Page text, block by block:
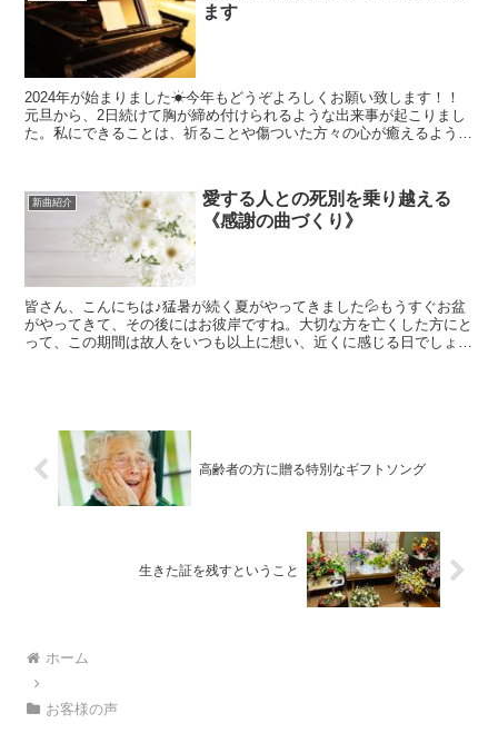
ます
2024年が始まりました☀今年もどうぞよろしくお願い致します！！
元旦から、2日続けて胸が締め付けられるような出来事が起こりまし
た。私にできることは、祈ることや傷ついた方々の心が癒えるような
新曲紹介
愛する人との死別を乗り越える
《感謝の曲づくり》
皆さん、こんにちは♪猛暑が続く夏がやってきました💦もうすぐお盆
がやってきて、その後にはお彼岸ですね。大切な方を亡くした方にと
って、この期間は故人をいつも以上に想い、近くに感じる日でしょう
高齢者の方に贈る特別なギフトソング
生きた証を残すということ
ホーム
お客様の声